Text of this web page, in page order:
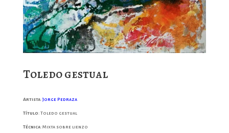
Toledo gestual
Artista:Jorge Pedraza
Título: Toledo gestual
Técnica: Mixta sobre lienzo